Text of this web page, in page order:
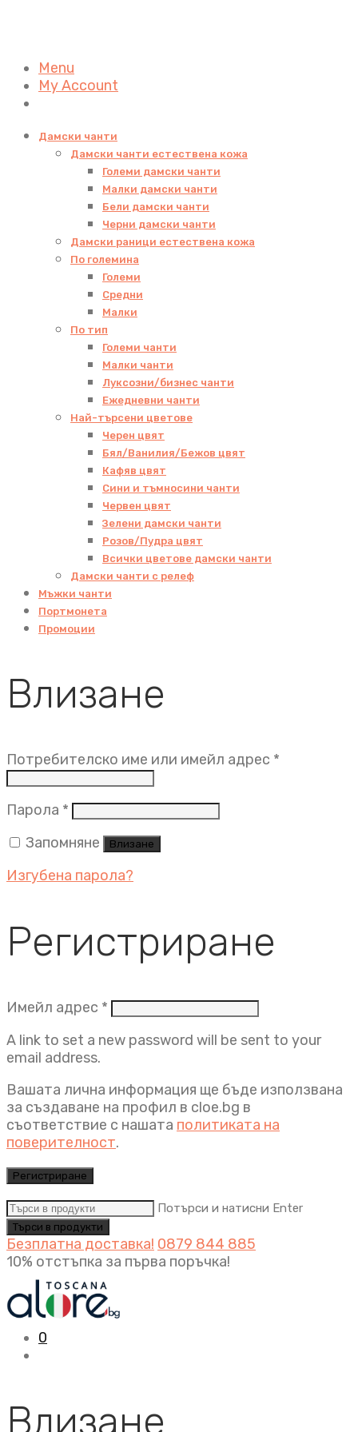
Menu
My Account
Дамски чанти
Дамски чанти естествена кожа
Големи дамски чанти
Малки дамски чанти
Бели дамски чанти
Черни дамски чанти
Дамски раници естествена кожа
По големина
Големи
Средни
Малки
По тип
Големи чанти
Малки чанти
Луксозни/бизнес чанти
Ежедневни чанти
Най-търсени цветове
Черен цвят
Бял/Ванилия/Бежов цвят
Кафяв цвят
Сини и тъмносини чанти
Червен цвят
Зелени дамски чанти
Розов/Пудра цвят
Всички цветове дамски чанти
Дамски чанти с релеф
Мъжки чанти
Портмонета
Промоции
Влизане
Потребителско име или имейл адрес *
Парола * Задължително
Запомняне
Влизане
Изгубена парола?
Регистриране
Имейл адрес * Задължително
A link to set a new password will be sent to your
email address.
Вашата лична информация ще бъде използвана
за създаване на профил в cloe.bg в
съответствие с нашата политиката на
поверителност.
Регистриране
Потърси и натисни Enter
Безплатна доставка! 0879 844 885
10% отстъпка за първа поръчка!
0
Влизане